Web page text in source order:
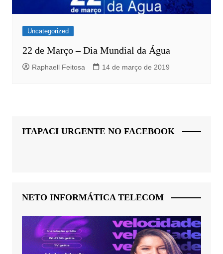
Uncategorized
22 de Março – Dia Mundial da Água
Raphaell Feitosa 14 de março de 2019
ITAPACI URGENTE NO FACEBOOK
NETO INFORMÁTICA TELECOM